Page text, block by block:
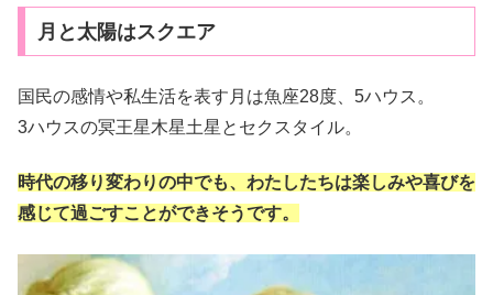
月と太陽はスクエア
国民の感情や私生活を表す月は魚座28度、5ハウス。
3ハウスの冥王星木星土星とセクスタイル。
時代の移り変わりの中でも、わたしたちは楽しみや喜びを
感じて過ごすことができそうです。